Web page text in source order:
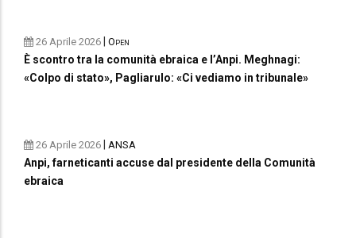
26 Aprile 2026 Open
È scontro tra la comunità ebraica e l’Anpi. Meghnagi:
«Colpo di stato», Pagliarulo: «Ci vediamo in tribunale»
26 Aprile 2026 ANSA
Anpi, farneticanti accuse dal presidente della Comunità
ebraica